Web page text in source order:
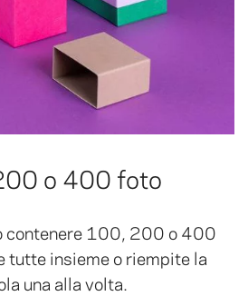
o 400 foto
contenere 100, 200 o 400
tutte insieme o riempite la
una alla volta.